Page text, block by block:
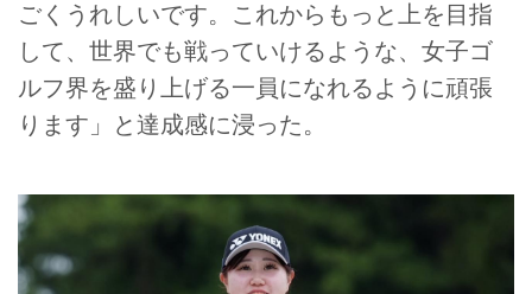
ごくうれしいです。これからもっと上を目指
して、世界でも戦っていけるような、女子ゴ
ルフ界を盛り上げる一員になれるように頑張
ります」と達成感に浸った。